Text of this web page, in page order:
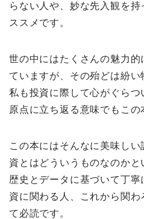
らない人や、妙な先入観を
ススメです。
世の中にはたくさんの魅力
ていますが、その殆どは紛い
私も投資に際して心がぐらつ
原点に立ち返る意味でもこの
この本にはそんなに美味し
資とはどういうものなのか
歴史とデータに基づいて丁
資に関わる人、これから関
て必読です。